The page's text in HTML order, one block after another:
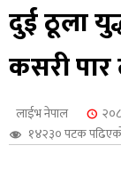
दुई ठूला
कसरी पार
लाईभ नेपाल
१४२३० पटक